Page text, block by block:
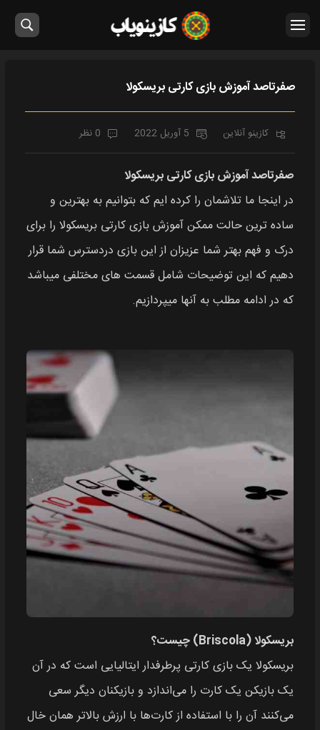
صفرتاصد آموزش بازی کارتی بریسکولا
کازینو آنلاین 5 آوریل 2022 0 نظر
صفرتاصد آموزش بازی کارتی بریسکولا
در اینجا ما تلاشمان را کرده ایم که بتوانیم به بهترین و
ساده ترین حالت ممکن آموزش بازی کارتی بریسکولا را برای
درک و فهم بهتر شما عزیزان از این بازی دردسترس شما قرار
دهیم که این توضیحات شامل قسمت های مختلفی میباشد
که در ادامه مطلب به آنها میپردازیم.
بریسکولا (Briscola) چیست؟
بریسکولا یک بازی کارتی پرطرفدار ایتالیایی است که در آن
یک بازیکن یک کارت را می‌اندازد و بازیکنان دیگر سعی
می‌کنند آن را با استفاده از کارت‌ها با ارزش بالاتر همان خال